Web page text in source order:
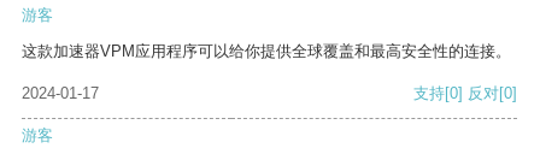
游客
这款加速器VPM应用程序可以给你提供全球覆盖和最高安全性的连接。
2024-01-17 支持[0] 反对[0]
游客